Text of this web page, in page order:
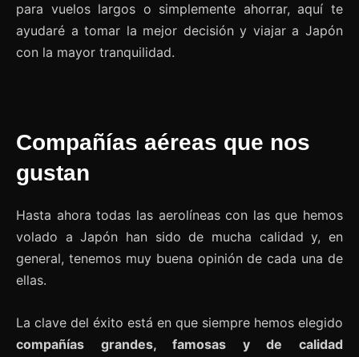
para vuelos largos o simplemente ahorrar, aquí te
ayudaré a tomar la mejor decisión y viajar a Japón
con la mayor tranquilidad.
Compañías aéreas que nos
gustan
Hasta ahora todas las aerolíneas con las que hemos
volado a Japón han sido de mucha calidad y, en
general, tenemos muy buena opinión de cada una de
ellas.
La clave del éxito está en que siempre hemos elegido
compañías grandes, famosas y de calidad